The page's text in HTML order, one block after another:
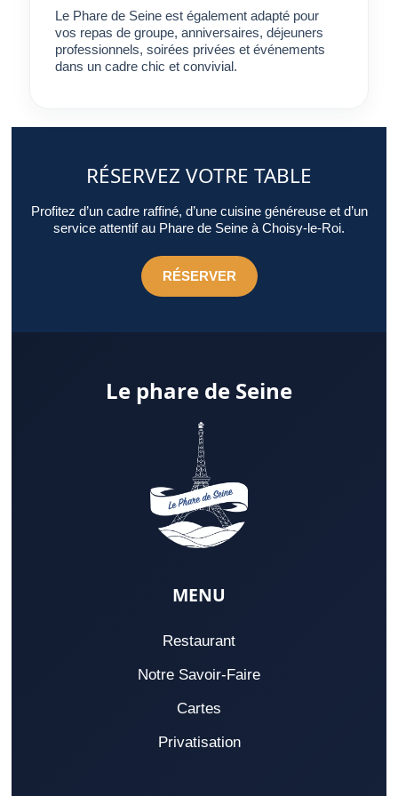
révèle dans le ressenti final.
Le Phare de Seine est également adapté pour
vos repas de groupe, anniversaires, déjeuners
professionnels, soirées privées et événements
dans un cadre chic et convivial.
RÉSERVEZ VOTRE TABLE
Profitez d’un cadre raffiné, d’une cuisine généreuse et d’un
service attentif au Phare de Seine à Choisy-le-Roi.
RÉSERVER
Le phare de Seine
MENU
Restaurant
Notre Savoir-Faire
Cartes
Privatisation